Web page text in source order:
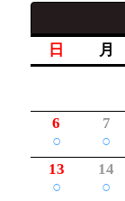
日 月
6
○
7
○
13
○
14
○